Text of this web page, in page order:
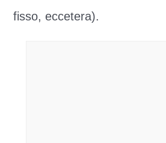
fisso, eccetera).